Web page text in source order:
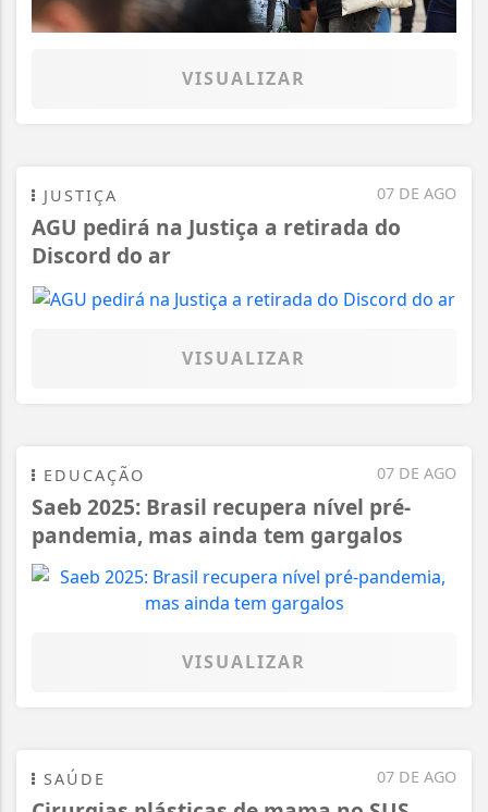
VISUALIZAR
07 DE AGO
JUSTIÇA
AGU pedirá na Justiça a retirada do
Discord do ar
VISUALIZAR
07 DE AGO
EDUCAÇÃO
Saeb 2025: Brasil recupera nível pré-
pandemia, mas ainda tem gargalos
VISUALIZAR
07 DE AGO
SAÚDE